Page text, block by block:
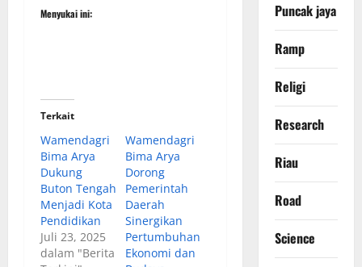
Menyukai ini:
Terkait
Wamendagri
Bima Arya
Dukung
Buton Tengah
Menjadi Kota
Pendidikan
Juli 23, 2025
dalam "Berita
Wamendagri
Bima Arya
Dorong
Pemerintah
Daerah
Sinergikan
Pertumbuhan
Ekonomi dan
Puncak jaya
Ramp
Religi
Research
Riau
Road
Science